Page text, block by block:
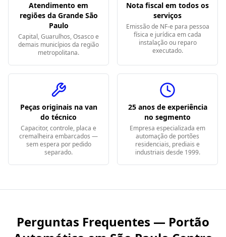
Atendimento em
regiões da Grande São
Paulo
Capital, Guarulhos, Osasco e
demais municípios da região
metropolitana.
Nota fiscal em todos os
serviços
Emissão de NF-e para pessoa
física e jurídica em cada
instalação ou reparo
executado.
Peças originais na van
do técnico
Capacitor, controle, placa e
cremalheira embarcados —
sem espera por pedido
separado.
25 anos de experiência
no segmento
Empresa especializada em
automação de portões
residenciais, prediais e
industriais desde 1999.
Perguntas Frequentes — Portão